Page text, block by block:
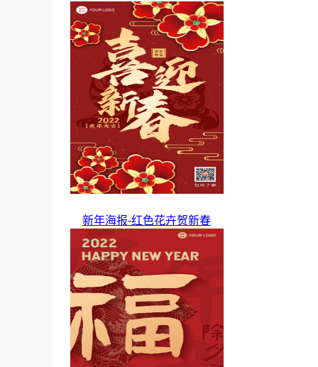
新年海报-红色花卉贺新春